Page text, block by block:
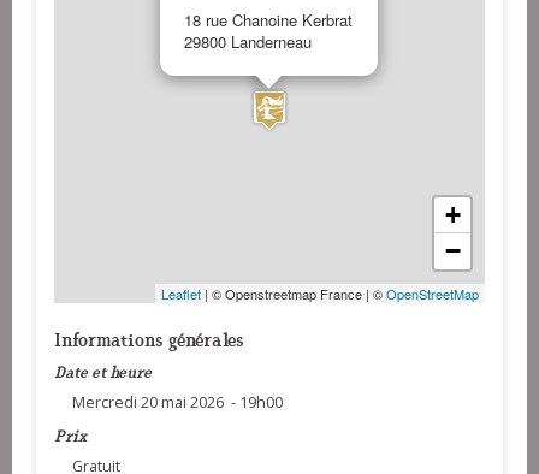
18 rue Chanoine Kerbrat
29800 Landerneau
+
−
Leaflet | © Openstreetmap France | ©OpenStreetMap
Informations générales
Date et heure
Mercredi 20 mai 2026 - 19h00
Prix
Gratuit